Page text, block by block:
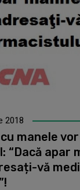
2018
manele
“Dacă apar
vă